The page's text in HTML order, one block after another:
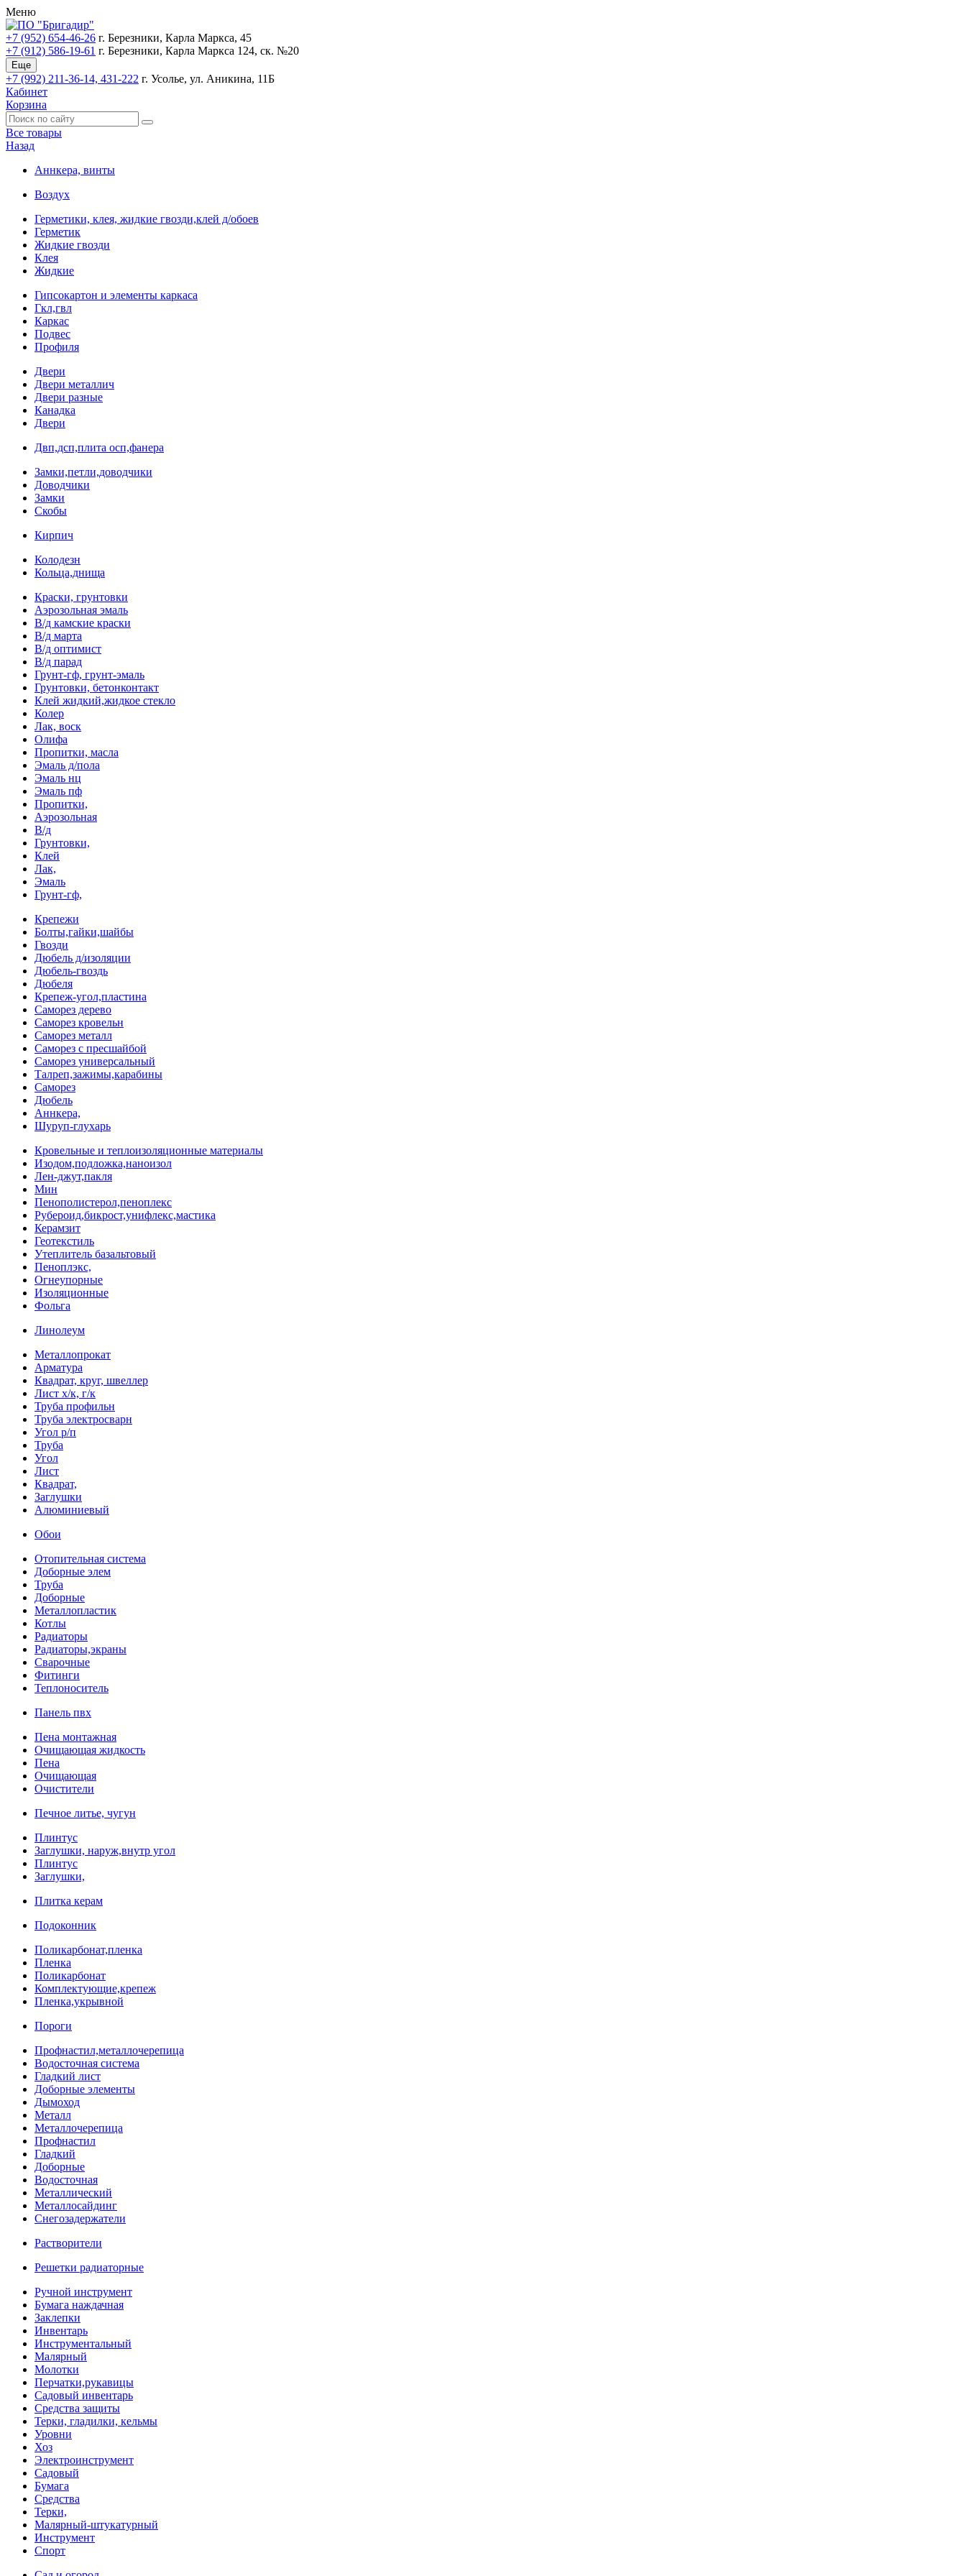
Меню
+7 (952) 654-46-26 г. Березники, Карла Маркса, 45
+7 (912) 586-19-61 г. Березники, Карла Маркса 124, ск. №20
Еще
+7 (992) 211-36-14, 431-222 г. Усолье, ул. Аникина, 11Б
Кабинет
Корзина
Все товары
Назад
Аннкера, винты
Воздух
Герметики, клея, жидкие гвозди,клей д/обоев
Герметик
Жидкие гвозди
Клея
Жидкие
Гипсокартон и элементы каркаса
Гкл,гвл
Каркас
Подвес
Профиля
Двери
Двери металлич
Двери разные
Канадка
Двери
Двп,дсп,плита осп,фанера
Замки,петли,доводчики
Доводчики
Замки
Скобы
Кирпич
Колодезн
Кольца,днища
Краски, грунтовки
Аэрозольная эмаль
В/д камские краски
В/д марта
В/д оптимист
В/д парад
Грунт-гф, грунт-эмаль
Грунтовки, бетонконтакт
Клей жидкий,жидкое стекло
Колер
Лак, воск
Олифа
Пропитки, масла
Эмаль д/пола
Эмаль нц
Эмаль пф
Пропитки,
Аэрозольная
В/д
Грунтовки,
Клей
Лак,
Эмаль
Грунт-гф,
Крепежи
Болты,гайки,шайбы
Гвозди
Дюбель д/изоляции
Дюбель-гвоздь
Дюбеля
Крепеж-угол,пластина
Саморез дерево
Саморез кровельн
Саморез металл
Саморез с пресшайбой
Саморез универсальный
Талреп,зажимы,карабины
Саморез
Дюбель
Аннкера,
Шуруп-глухарь
Кровельные и теплоизоляционные материалы
Изодом,подложка,наноизол
Лен-джут,пакля
Мин
Пенополистерол,пеноплекс
Рубероид,бикрост,унифлекс,мастика
Керамзит
Геотекстиль
Утеплитель базальтовый
Пеноплэкс,
Огнеупорные
Изоляционные
Фольга
Линолеум
Металлопрокат
Арматура
Квадрат, круг, швеллер
Лист х/к, г/к
Труба профильн
Труба электросварн
Угол р/п
Труба
Угол
Лист
Квадрат,
Заглушки
Алюминиевый
Обои
Отопительная система
Доборные элем
Труба
Доборные
Металлопластик
Котлы
Радиаторы
Радиаторы,экраны
Сварочные
Фитинги
Теплоноситель
Панель пвх
Пена монтажная
Очищающая жидкость
Пена
Очищающая
Очистители
Печное литье, чугун
Плинтус
Заглушки, наруж,внутр угол
Плинтус
Заглушки,
Плитка керам
Подоконник
Поликарбонат,пленка
Пленка
Поликарбонат
Комплектующие,крепеж
Пленка,укрывной
Пороги
Профнастил,металлочерепица
Водосточная система
Гладкий лист
Доборные элементы
Дымоход
Металл
Металлочерепица
Профнастил
Гладкий
Доборные
Водосточная
Металлический
Металлосайдинг
Снегозадержатели
Растворители
Решетки радиаторные
Ручной инструмент
Бумага наждачная
Заклепки
Инвентарь
Инструментальный
Малярный
Молотки
Перчатки,рукавицы
Садовый инвентарь
Средства защиты
Терки, гладилки, кельмы
Уровни
Хоз
Электроинструмент
Садовый
Бумага
Средства
Терки,
Малярный-штукатурный
Инструмент
Спорт